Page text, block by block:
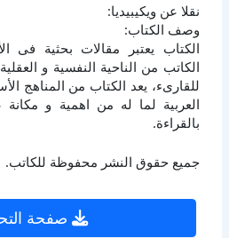
نقلا عن ويكيبيديا:
وصف الكتاب:
الكتاب يعتبر مقالات بحثية فى
الكاتب من الناحية النفسية و
للقارىء، يعد الكتاب من المناهج
العربية لما له من اهمية و
بالقراءة.
جميع حقوق النشر محفوظة للكاتب.
صفحة